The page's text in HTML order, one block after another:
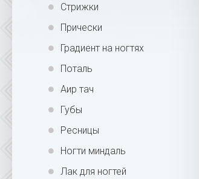
Стрижки
Прически
Градиент на ногтях
Поталь
Аир тач
Губы
Ресницы
Ногти миндаль
Лак для ногтей